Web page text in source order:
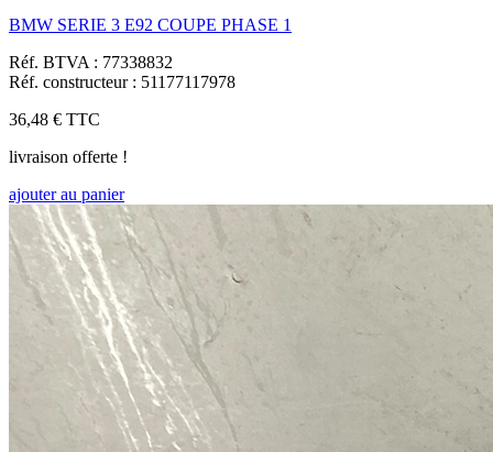
BMW SERIE 3 E92 COUPE PHASE 1
Réf. BTVA : 77338832
Réf. constructeur : 51177117978
36,48 € TTC
livraison offerte !
ajouter au panier